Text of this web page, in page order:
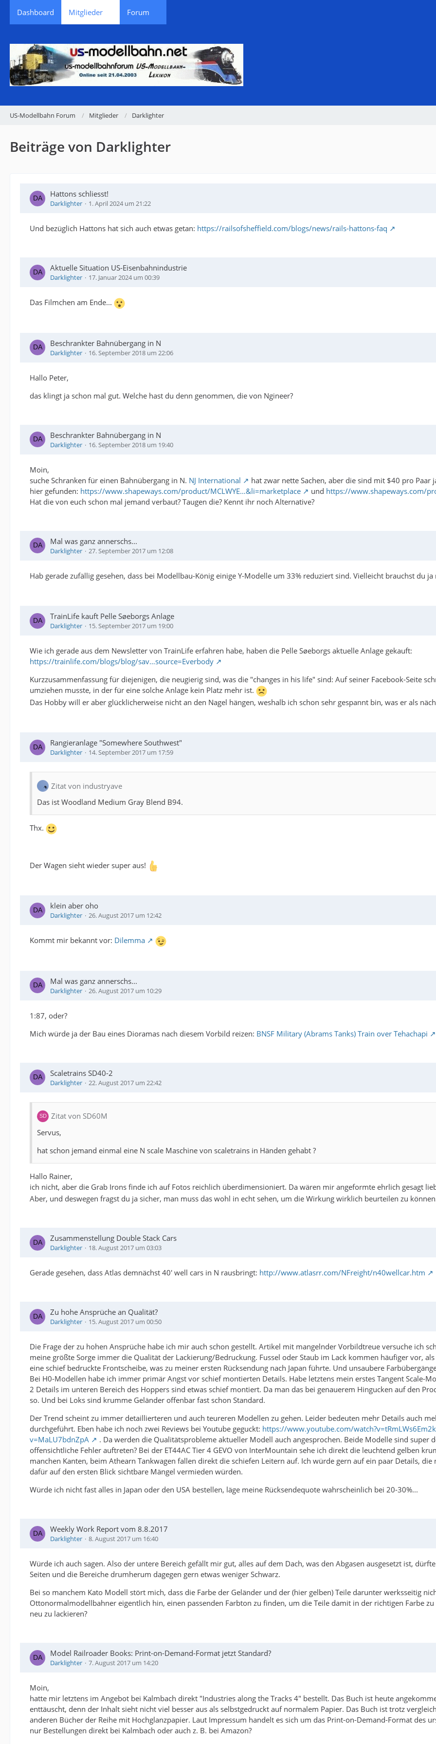
Dashboard Mitglieder Forum
US-Modellbahn Forum Mitglieder Darklighter
Beiträge von Darklighter
Hattons schliesst!
Darklighter 1. April 2024 um 21:22
Und bezüglich Hattons hat sich auch etwas getan: https://railsofsheffield.com/blogs/news/rails-hattons-faq
Aktuelle Situation US-Eisenbahnindustrie
Darklighter 17. Januar 2024 um 00:39
Das Filmchen am Ende...
Beschrankter Bahnübergang in N
Darklighter 16. September 2018 um 22:06
Hallo Peter,
das klingt ja schon mal gut. Welche hast du denn genommen, die von Ngineer?
Beschrankter Bahnübergang in N
Darklighter 16. September 2018 um 19:40
Moin,
suche Schranken für einen Bahnübergang in N. NJ International
hat zwar nette Sachen, aber die sind mit $40 pro Paar
hier gefunden: https://www.shapeways.com/product/MCLWYE…&li=marketplace und https://www.shapeways.com/
Hat die von euch schon mal jemand verbaut? Taugen die? Kennt ihr noch Alternative?
Mal was ganz annerschs...
Darklighter 27. September 2017 um 12:08
Hab gerade zufällig gesehen, dass bei Modellbau-König einige Y-Modelle um 33% reduziert sind. Vielleicht brauchst du ja
TrainLife kauft Pelle Søeborgs Anlage
Darklighter 15. September 2017 um 19:00
Wie ich gerade aus dem Newsletter von TrainLife erfahren habe, haben die Pelle Søeborgs aktuelle Anlage gekauft:
https://trainlife.com/blogs/blog/sav…source=Everbody
Kurzzusammenfassung für diejenigen, die neugierig sind, was die "changes in his life" sind: Auf seiner Facebook-Seite
umziehen musste, in der für eine solche Anlage kein Platz mehr ist.
Das Hobby will er aber glücklicherweise nicht an den Nagel hängen, weshalb ich schon sehr gespannt bin, was er als
Rangieranlage "Somewhere Southwest"
Darklighter 14. September 2017 um 17:59
Zitat von industryave
Das ist Woodland Medium Gray Blend B94.
Thx.
Der Wagen sieht wieder super aus!
klein aber oho
Darklighter 26. August 2017 um 12:42
Kommt mir bekannt vor: Dilemma
Mal was ganz annerschs...
Darklighter 26. August 2017 um 10:29
1:87, oder?
Mich würde ja der Bau eines Dioramas nach diesem Vorbild reizen: BNSF Military (Abrams Tanks) Train over Tehachapi
Scaletrains SD40-2
Darklighter 22. August 2017 um 22:42
Zitat von SD60M
Servus,
hat schon jemand einmal eine N scale Maschine von scaletrains in Händen gehabt ?
Hallo Rainer,
ich nicht, aber die Grab Irons finde ich auf Fotos reichlich überdimensioniert. Da wären mir angeformte ehrlich gesagt
Aber, und deswegen fragst du ja sicher, man muss das wohl in echt sehen, um die Wirkung wirklich beurteilen zu
Zusammenstellung Double Stack Cars
Darklighter 18. August 2017 um 03:03
Gerade gesehen, dass Atlas demnächst 40' well cars in N rausbringt: http://www.atlasrr.com/NFreight/n40wellcar.htm
Zu hohe Ansprüche an Qualität?
Darklighter 15. August 2017 um 00:50
Die Frage der zu hohen Ansprüche habe ich mir auch schon gestellt. Artikel mit mangelnder Vorbildtreue versuche ich
meine größte Sorge immer die Qualität der Lackierung/Bedruckung. Fussel oder Staub im Lack kommen häufiger vor,
eine schief bedruckte Frontscheibe, was zu meiner ersten Rücksendung nach Japan führte. Und unsaubere
Bei H0-Modellen habe ich immer primär Angst vor schief montierten Details. Habe letztens mein erstes Tangent Scale-
2 Details im unteren Bereich des Hoppers sind etwas schief montiert. Da man das bei genauerem Hingucken auf den
so. Und bei Loks sind krumme Geländer offenbar fast schon Standard.
Der Trend scheint zu immer detaillierteren und auch teureren Modellen zu gehen. Leider bedeuten mehr Details auch
durchgeführt. Eben habe ich noch zwei Reviews bei Youtube geguckt: https://www.youtube.com/watch?v=tRmLWs6Em2k
v=MaLU7bdnZpA
. Da werden die Qualitätsprobleme aktueller Modell auch angesprochen. Beide Modelle sind super
offensichtliche Fehler auftreten? Bei der ET44AC Tier 4 GEVO von InterMountain sehe ich direkt die leuchtend gelben
manchen Kanten, beim Athearn Tankwagen fallen direkt die schiefen Leitern auf. Ich würde gern auf ein paar Details,
dafür auf den ersten Blick sichtbare Mängel vermieden würden.
Würde ich nicht fast alles in Japan oder den USA bestellen, läge meine Rücksendequote wahrscheinlich bei 20-30%...
Weekly Work Report vom 8.8.2017
Darklighter 8. August 2017 um 16:40
Würde ich auch sagen. Also der untere Bereich gefällt mir gut, alles auf dem Dach, was den Abgasen ausgesetzt ist,
Seiten und die Bereiche drumherum dagegen gern etwas weniger Schwarz.
Bei so manchem Kato Modell stört mich, dass die Farbe der Geländer und der (hier gelben) Teile darunter werksseitig
Ottonormalmodellbahner eigentlich hin, einen passenden Farbton zu finden, um die Teile damit in der richtigen Farbe
neu zu lackieren?
Model Railroader Books: Print-on-Demand-Format jetzt Standard?
Darklighter 7. August 2017 um 14:20
Moin,
hatte mir letztens im Angebot bei Kalmbach direkt "Industries along the Tracks 4" bestellt. Das Buch ist heute
enttäuscht, denn der Inhalt sieht nicht viel besser aus als selbstgedruckt auf normalem Papier. Das Buch ist trotz
anderen Bücher der Reihe mit Hochglanzpapier. Laut Impressum handelt es sich um das Print-on-Demand-Format des
nur Bestellungen direkt bei Kalmbach oder auch z. B. bei Amazon?